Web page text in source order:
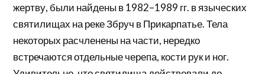
жертву, были найдены в 1982–1989 гг. в языческих
святилищах на реке Збруч в Прикарпатье. Тела
некоторых расчленены на части, нередко
встречаются отдельные черепа, кости рук и ног.